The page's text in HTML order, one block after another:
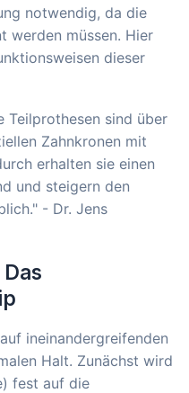
notwendig, da die
werden müssen. Hier
dieser
Teilprothesen sind über
Zahnkronen mit
erhalten sie einen
und steigern den
- Dr. Jens
ineinandergreifenden
Halt. Zunächst wird
fest auf die